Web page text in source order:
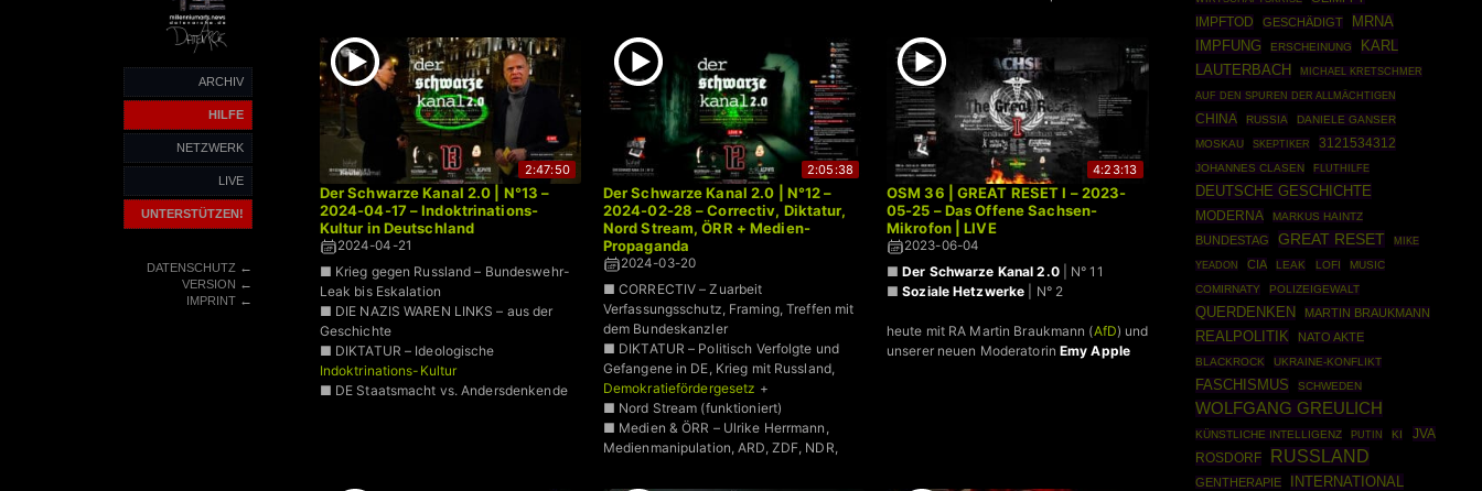
ARCHIV
HILFE
NETZWERK
LIVE
UNTERSTÜTZEN!
DATENSCHUTZ←
VERSION ←
IMPRINT←
2:47:50
Der Schwarze Kanal 2.0 | N°13 –
2024-04-17 – Indoktrinations-
Kultur in Deutschland
2024-04-21
■ Krieg gegen Russland – Bundeswehr-
Leak bis Eskalation
■ DIE NAZIS WAREN LINKS – aus der
Geschichte
■ DIKTATUR – Ideologische
Indoktrinations-Kultur
■ DE Staatsmacht vs. Andersdenkende
2:05:38
Der Schwarze Kanal 2.0 | N°12 –
2024-02-28 – Correctiv, Diktatur,
Nord Stream, ÖRR + Medien-
Propaganda
2024-03-20
■ CORRECTIV – Zuarbeit
Verfassungsschutz, Framing, Treffen mit
dem Bundeskanzler
■ DIKTATUR – Politisch Verfolgte und
Gefangene in DE, Krieg mit Russland,
Demokratiefördergesetz +
■ Nord Stream (funktioniert)
■ Medien & ÖRR – Ulrike Herrmann,
Medienmanipulation, ARD, ZDF, NDR,
4:23:13
OSM 36 | GREAT RESET I – 2023-
05-25 – Das Offene Sachsen-
Mikrofon | LIVE
2023-06-04
■Der Schwarze Kanal 2.0| N° 11
■Soziale Hetzwerke | N° 2
heute mit RA Martin Braukmann (AfD) und
unserer neuen ModeratorinEmy Apple
IMPFTOD GESCHÄDIGT
MRNA
IMPFUNG
ERSCHEINUNG
KARL
LAUTERBACH
MICHAEL KRETSCHMER
AUF DEN SPUREN DER ALLMÄCHTIGEN
CHINA RUSSIA
DANIELE GANSER
MOSKAU
SKEPTIKER 3121534312
JOHANNES CLASEN FLUTHILFE
DEUTSCHE GESCHICHTE
MODERNA MARKUS HAINTZ
BUNDESTAG GREAT RESET MIKE
YEADON CIA LEAK LOFI
MUSIC
COMIRNATY
POLIZEIGEWALT
QUERDENKEN MARTIN BRAUKMANN
REALPOLITIK NATO AKTE
BLACKROCK UKRAINE-KONFLIKT
FASCHISMUS SCHWEDEN
WOLFGANG GREULICH
KÜNSTLICHE INTELLIGENZ PUTIN KI
JVA
ROSDORF
RUSSLAND
GENTHERAPIE
INTERNATIONAL